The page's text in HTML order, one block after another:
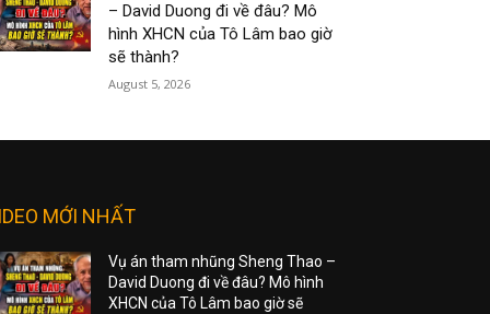
– David Duong đi về đâu? Mô
hình XHCN của Tô Lâm bao giờ
sẽ thành?
August 5, 2026
MỚI NHẤT
Vụ án tham nhũng Sheng Thao –
David Duong đi về đâu? Mô hình
XHCN của Tô Lâm bao giờ sẽ